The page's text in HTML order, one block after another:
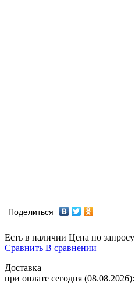
Поделиться
Есть в наличии Цена по запросу
Сравнить В сравнении
Доставка
при оплате сегодня (08.08.2026):